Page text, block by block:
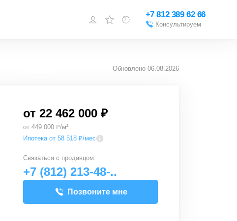
Добавить объект
+7 812 389 62 66
Консультируем
Обновлено 06.08.2026
от 22 462 000 ₽
от 449 000 ₽/м²
Ипотека от 58 518 ₽/мес
Связаться с продавцом:
+7 (812) 213-48-..
Позвоните мне